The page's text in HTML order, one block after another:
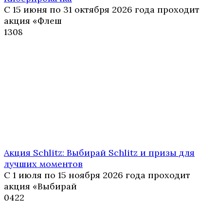
С 15 июня по 31 октября 2026 года проходит
акция «Флеш
1308
Акция Schlitz: Выбирай Schlitz и призы для
лучших моментов
С 1 июля по 15 ноября 2026 года проходит
акция «Выбирай
0422